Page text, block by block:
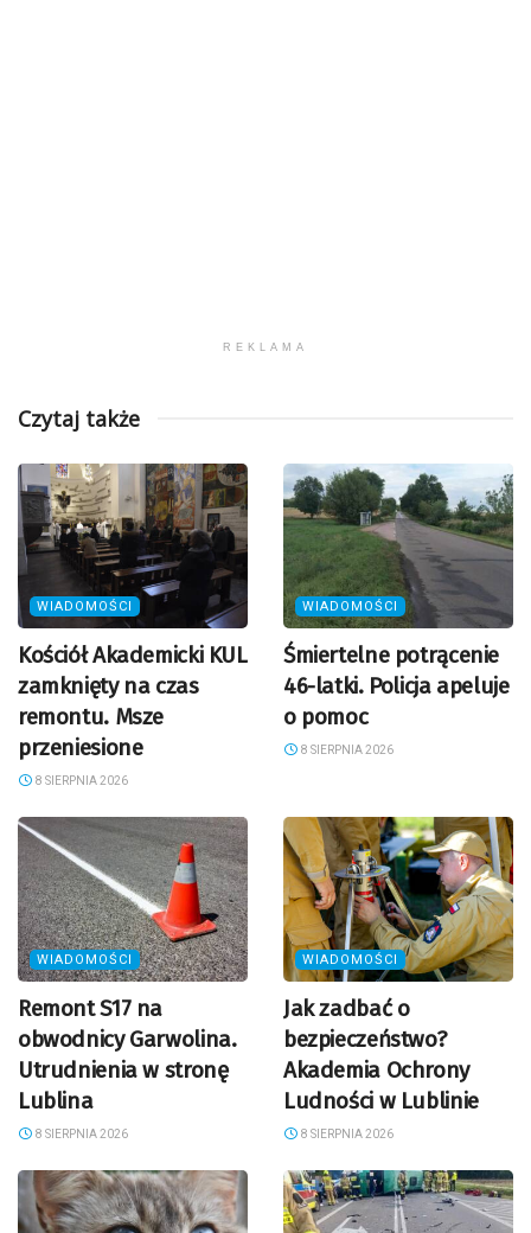
REKLAMA
Czytaj także
WIADOMOŚCI
Kościół Akademicki KUL
zamknięty na czas
remontu. Msze
przeniesione
8 SIERPNIA 2026
WIADOMOŚCI
Śmiertelne potrącenie
46-latki. Policja apeluje
o pomoc
8 SIERPNIA 2026
WIADOMOŚCI
Remont S17 na
obwodnicy Garwolina.
Utrudnienia w stronę
Lublina
8 SIERPNIA 2026
WIADOMOŚCI
Jak zadbać o
bezpieczeństwo?
Akademia Ochrony
Ludności w Lublinie
8 SIERPNIA 2026